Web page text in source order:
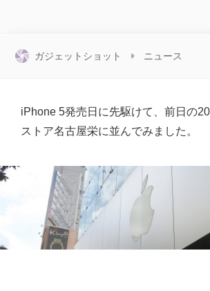
ガジェットショット ニュース
iPhone 5発売日に先駆けて、前日の
ストア名古屋栄に並んでみました。